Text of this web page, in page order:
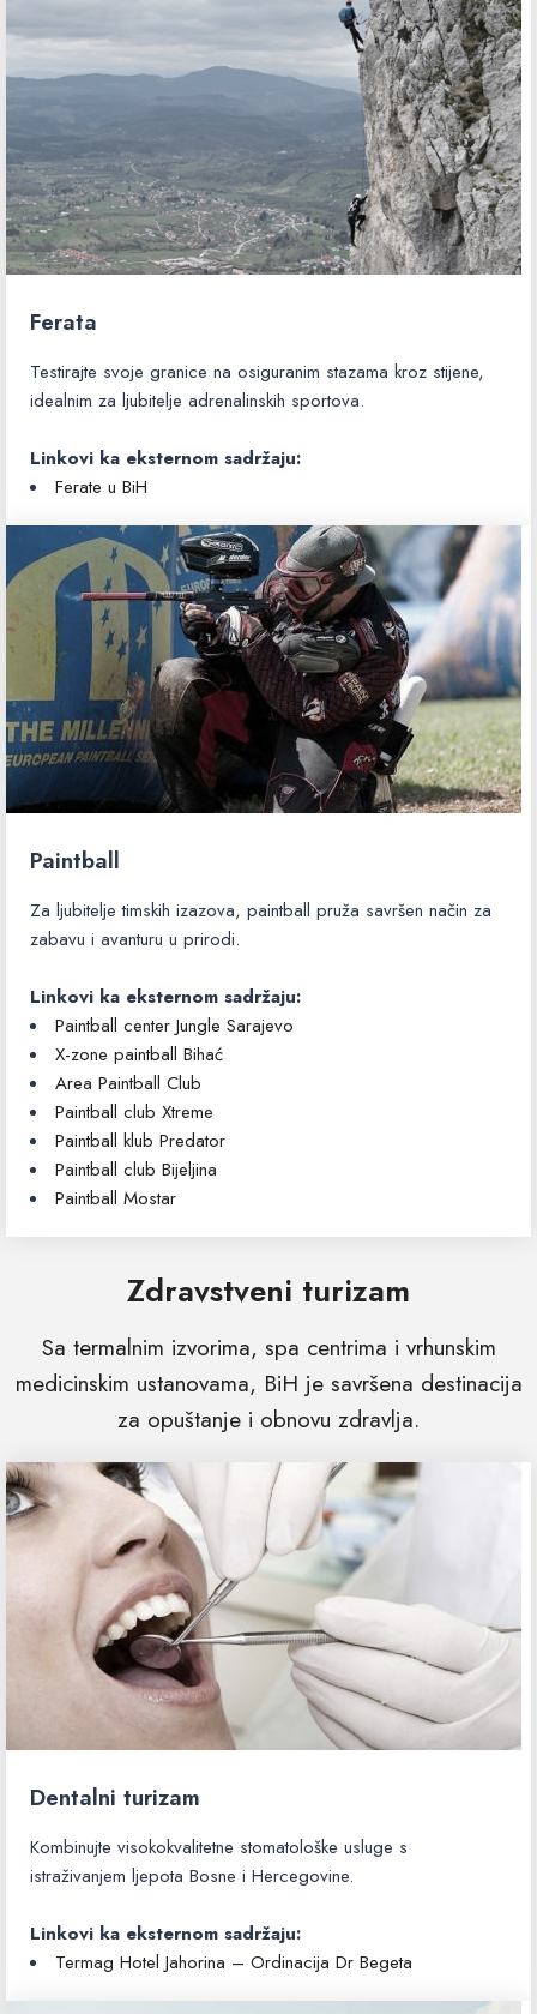
Ferata
Testirajte svoje granice na osiguranim stazama kroz stijene,
idealnim za ljubitelje adrenalinskih sportova.
Linkovi ka eksternom sadržaju:
Ferate u BiH
Paintball
Za ljubitelje timskih izazova, paintball pruža savršen način za
zabavu i avanturu u prirodi.
Linkovi ka eksternom sadržaju:
Paintball center Jungle Sarajevo
X-zone paintball Bihać
Area Paintball Club
Paintball club Xtreme
Paintball klub Predator
Paintball club Bijeljina
Paintball Mostar
Zdravstveni turizam
Sa termalnim izvorima, spa centrima i vrhunskim
medicinskim ustanovama, BiH je savršena destinacija
za opuštanje i obnovu zdravlja.
Dentalni turizam
Kombinujte visokokvalitetne stomatološke usluge s
istraživanjem ljepota Bosne i Hercegovine.
Linkovi ka eksternom sadržaju:
Termag Hotel Jahorina – Ordinacija Dr Begeta